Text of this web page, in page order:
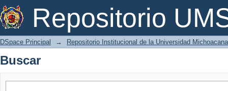
Repositorio
Buscar
DSpace Principal → Repositorio Institucional de la Universidad
Buscar